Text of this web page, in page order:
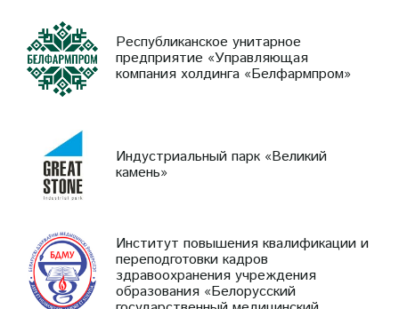
Республиканское унитарное
предприятие «Управляющая
компания холдинга «Белфармпром»
Индустриальный парк «Великий
камень»
Институт повышения квалификации и
переподготовки кадров
здравоохранения учреждения
образования «Белорусский